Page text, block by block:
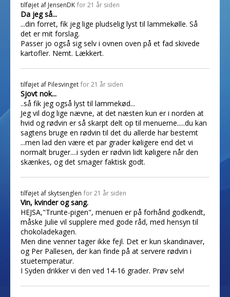
tilføjet af JensenDK for 21 år siden
Da jeg så...
...din forret, fik jeg lige pludselig lyst til lammekølle. Så
det er mit forslag.
Passer jo også sig selv i ovnen oven på et fad skivede
kartofler. Nemt. Lækkert.
tilføjet af Pilesvinget for 21 år siden
Sjovt nok...
..så fik jeg også lyst til lammekød...
Jeg vil dog lige nævne, at det næsten kun er i norden at
hvid og rødvin er så skarpt delt op til menuerne.....du kan
sagtens bruge en rødvin til det du allerde har bestemt
...men lad den være et par grader køligere end det vi
normalt bruger....i syden er rødvin lidt køligere når den
skænkes, og det smager faktisk godt.
tilføjet af skytsenglen for 21 år siden
Vin, kvinder og sang.
HEJSA,"Trunte-pigen", menuen er på forhånd godkendt,
måske Julie vil supplere med gode råd, med hensyn til
chokoladekagen.
Men dine venner tager ikke fejl. Det er kun skandinaver,
og Per Pallesen, der kan finde på at servere rødvin i
stuetemperatur.
I Syden drikker vi den ved 14-16 grader. Prøv selv!